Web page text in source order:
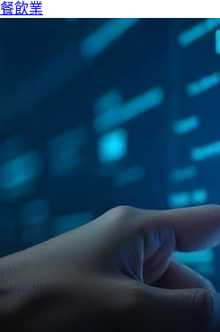
餐飲業